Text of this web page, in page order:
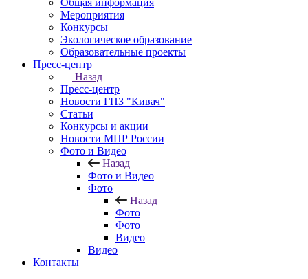
Общая информация
Мероприятия
Конкурсы
Экологическое образование
Образовательные проекты
Пресс-центр
Назад
Пресс-центр
Новости ГПЗ "Кивач"
Статьи
Конкурсы и акции
Новости МПР России
Фото и Видео
Назад
Фото и Видео
Фото
Назад
Фото
Фото
Видео
Видео
Контакты